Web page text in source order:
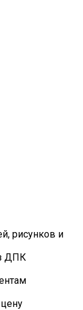
рисунков и
ДПК